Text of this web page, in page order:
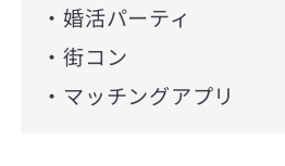
・婚活パーティ
・街コン
・マッチングアプリ